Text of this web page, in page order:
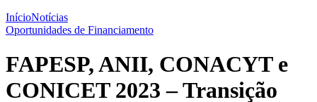
InícioNotícias
Oportunidades de Financiamento
FAPESP, ANII, CONACYT e
CONICET 2023 – Transição